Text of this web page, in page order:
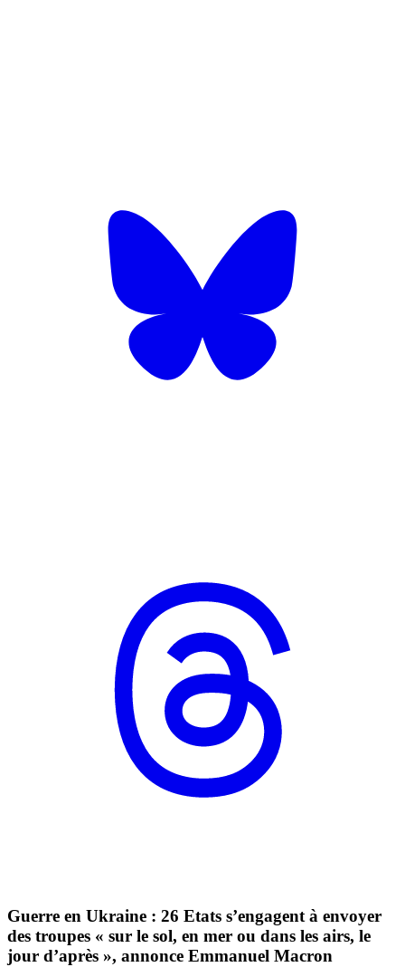
Guerre en Ukraine : 26 Etats s’engagent à envoyer
des troupes « sur le sol, en mer ou dans les airs, le
jour d’après », annonce Emmanuel Macron